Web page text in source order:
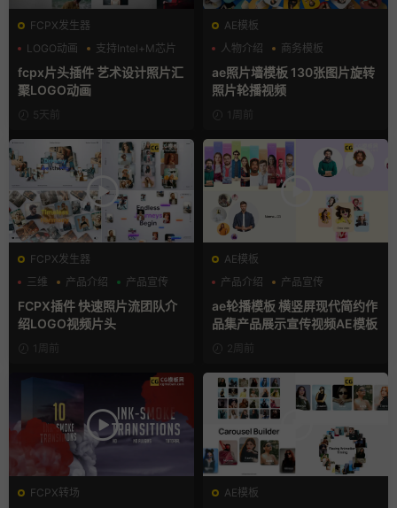
FCPX发生器
LOGO动画
支持Intel+M芯片
汇聚
fcpx片头插件 艺术设计照片汇
聚LOGO动画
5天前
AE模板
人物介绍
商务模板
幻灯片
ae照片墙模板 130张图片旋转
照片轮播视频
1周前
FCPX发生器
三维
产品介绍 产品宣传
FCPX插件 快速照片流团队介
绍LOGO视频片头
1周前
AE模板
产品介绍
产品宣传
产品展示
ae轮播模板 横竖屏现代简约作
品集产品展示宣传视频AE模板
2周前
FCPX转场
AE模板